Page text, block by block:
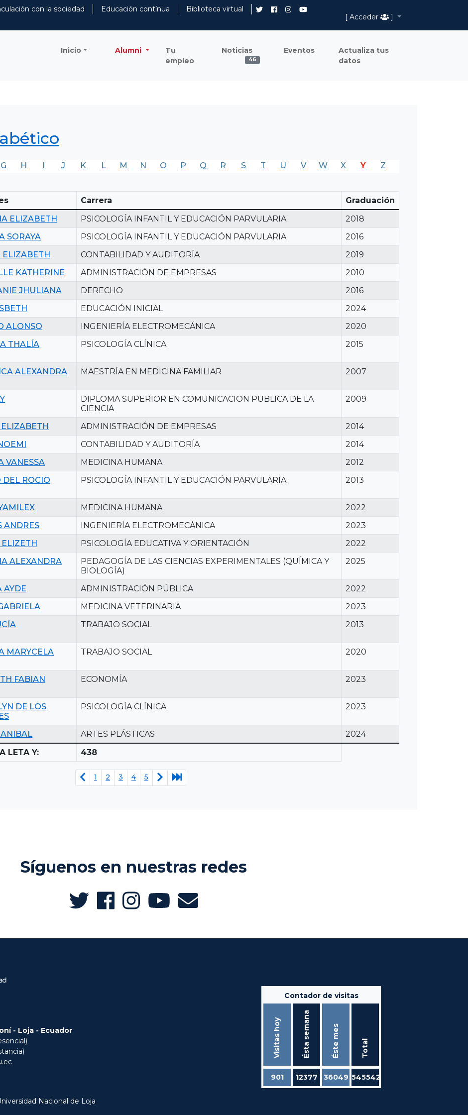
con la sociedad Educación contínua
Biblioteca virtual
[ Acceder
]
Inicio Alumni
Tu
empleo
Noticias
46
Eventos
Actualiza tus
datos
G H I J K L M N O P Q R S T U V W X Y Z
Carrera
Graduación
ELIZABETH PSICOLOGÍA INFANTIL Y EDUCACIÓN PARVULARIA
2018
SORAYA PSICOLOGÍA INFANTIL Y EDUCACIÓN PARVULARIA
2016
ELIZABETH CONTABILIDAD Y AUDITORÍA
2019
KATHERINE ADMINISTRACIÓN DE EMPRESAS
2010
JHULIANA DERECHO
2016
EDUCACIÓN INICIAL
2024
ALONSO INGENIERÍA ELECTROMECÁNICA
2020
THALÍA PSICOLOGÍA CLÍNICA 2015
ALEXANDRA MAESTRÍA EN MEDICINA FAMILIAR 2007
DIPLOMA SUPERIOR EN COMUNICACION PUBLICA DE LA
CIENCIA
2009
ADMINISTRACIÓN DE EMPRESAS
2014
CONTABILIDAD Y AUDITORÍA
2014
VANESSA MEDICINA HUMANA
2012
DEL ROCIO PSICOLOGÍA INFANTIL Y EDUCACIÓN PARVULARIA 2013
MEDICINA HUMANA
2022
ANDRES INGENIERÍA ELECTROMECÁNICA
2023
PSICOLOGÍA EDUCATIVA Y ORIENTACIÓN
2022
ALEXANDRA
PEDAGOGÍA DE LAS CIENCIAS EXPERIMENTALES (QUÍMICA Y
BIOLOGÍA)
2025
AYDE ADMINISTRACIÓN PÚBLICA
2022
MEDICINA VETERINARIA
2023
TRABAJO SOCIAL 2013
MARYCELA TRABAJO SOCIAL 2020
FABIAN ECONOMÍA 2023
DE LOS
PSICOLOGÍA CLÍNICA 2023
ANIBAL ARTES PLÁSTICAS
2024
LETA Y:
438
1 2 3 4 5
Síguenos en nuestras redes
- Loja - Ecuador
Contador de visitas
Visitas hoy Ésta semana Éste mes Total
901 12377 36049 545542
Nacional de Loja